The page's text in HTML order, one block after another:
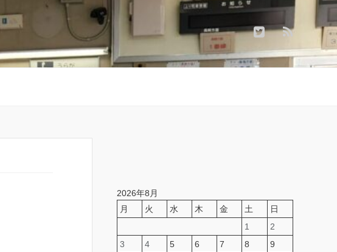
2026年8月
月
火 水 木 金 土
日
1
2
3
4 5 6 7 8
9